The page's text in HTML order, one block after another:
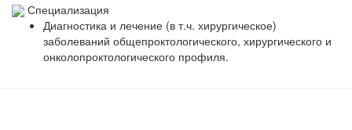
Специализация
Диагностика и лечение (в т.ч. хирургическое)
заболеваний общепроктологического, хирургического и
онколопроктологического профиля.